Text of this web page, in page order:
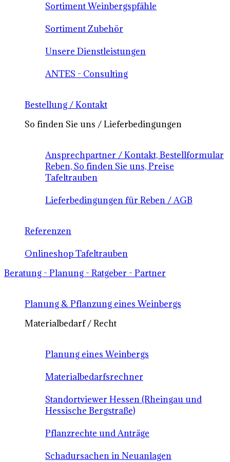
Sortiment Weinbergspfähle
Sortiment Zubehör
Unsere Dienstleistungen
ANTES - Consulting
Bestellung / Kontakt
So finden Sie uns / Lieferbedingungen
Ansprechpartner / Kontakt, Bestellformular
Reben, So finden Sie uns, Preise
Tafeltrauben
Lieferbedingungen für Reben / AGB
Referenzen
Onlineshop Tafeltrauben
Beratung - Planung - Ratgeber - Partner
Planung & Pflanzung eines Weinbergs
Materialbedarf / Recht
Planung eines Weinbergs
Materialbedarfsrechner
Standortviewer Hessen (Rheingau und
Hessische Bergstraße)
Pflanzrechte und Anträge
Schadursachen in Neuanlagen